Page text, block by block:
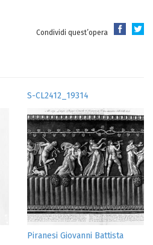
Condividi quest’opera
S-CL2412_19314
Piranesi Giovanni Battista